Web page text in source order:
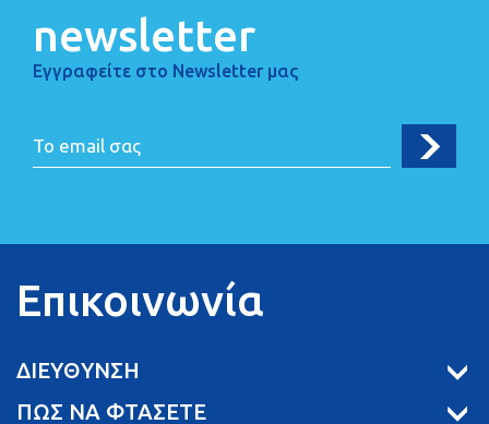
newsletter
Εγγραφείτε στο Newsletter μας
Επικοινωνία
ΔΙΕΥΘΥΝΣΗ
ΠΩΣ ΝΑ ΦΤΑΣΕΤΕ